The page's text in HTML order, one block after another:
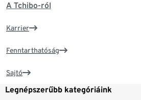
A Tchibo-ról
Karrier
Fenntarthatóság
Sajtó
Legnépszerűbb kategóriáink